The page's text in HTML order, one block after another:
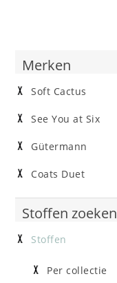
Merken
Soft Cactus
See You at Six
Gütermann
Coats Duet
Stoffen zoeken
Stoffen
Per collectie